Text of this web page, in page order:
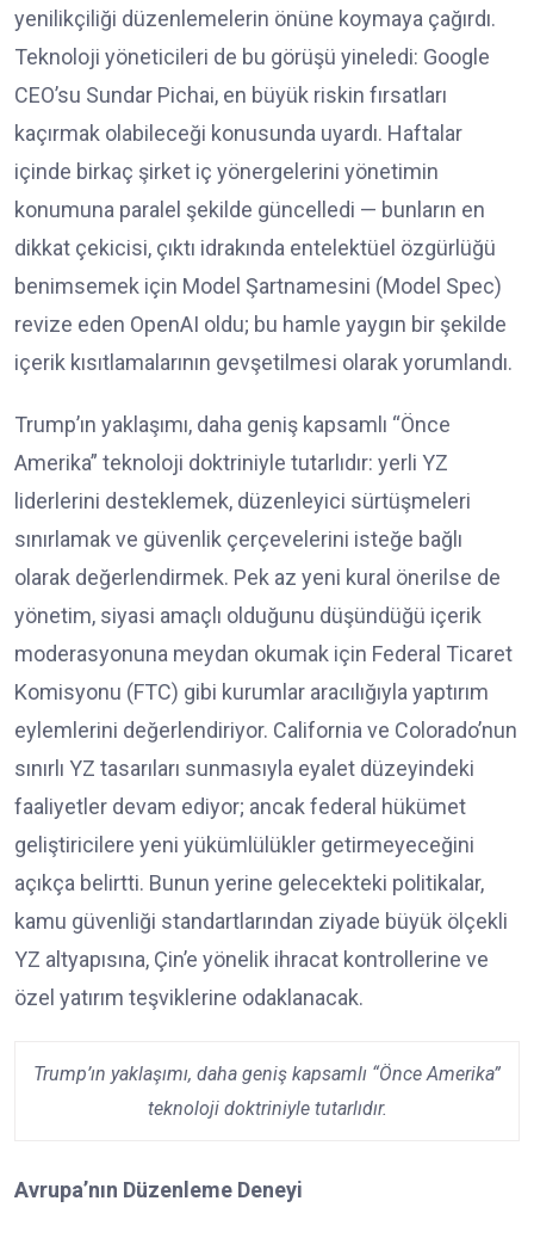
yenilikçiliği düzenlemelerin önüne koymaya çağırdı.
Teknoloji yöneticileri de bu görüşü yineledi: Google
CEO’su Sundar Pichai, en büyük riskin fırsatları
kaçırmak olabileceği konusunda uyardı. Haftalar
içinde birkaç şirket iç yönergelerini yönetimin
konumuna paralel şekilde güncelledi — bunların en
dikkat çekicisi, çıktı idrakında entelektüel özgürlüğü
benimsemek için Model Şartnamesini (Model Spec)
revize eden OpenAI oldu; bu hamle yaygın bir şekilde
içerik kısıtlamalarının gevşetilmesi olarak yorumlandı.
Trump’ın yaklaşımı, daha geniş kapsamlı “Önce
Amerika” teknoloji doktriniyle tutarlıdır: yerli YZ
liderlerini desteklemek, düzenleyici sürtüşmeleri
sınırlamak ve güvenlik çerçevelerini isteğe bağlı
olarak değerlendirmek. Pek az yeni kural önerilse de
yönetim, siyasi amaçlı olduğunu düşündüğü içerik
moderasyonuna meydan okumak için Federal Ticaret
Komisyonu (FTC) gibi kurumlar aracılığıyla yaptırım
eylemlerini değerlendiriyor. California ve Colorado’nun
sınırlı YZ tasarıları sunmasıyla eyalet düzeyindeki
faaliyetler devam ediyor; ancak federal hükümet
geliştiricilere yeni yükümlülükler getirmeyeceğini
açıkça belirtti. Bunun yerine gelecekteki politikalar,
kamu güvenliği standartlarından ziyade büyük ölçekli
YZ altyapısına, Çin’e yönelik ihracat kontrollerine ve
özel yatırım teşviklerine odaklanacak.
Trump’ın yaklaşımı, daha geniş kapsamlı “Önce Amerika”
teknoloji doktriniyle tutarlıdır.
Avrupa’nın Düzenleme Deneyi